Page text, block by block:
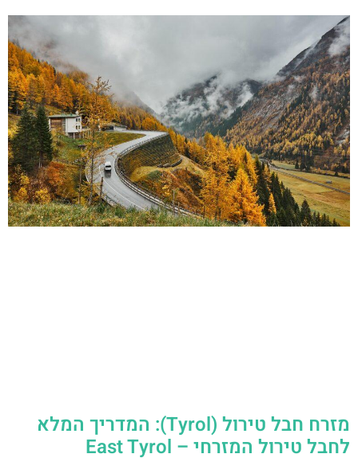
מזרח חבל טירול (Tyrol): המדריך המלא
לחבל טירול המזרחי – East Tyrol